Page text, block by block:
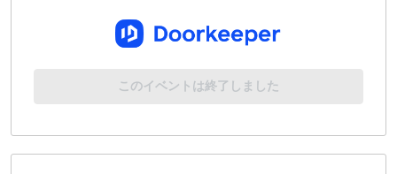
このイベントは終了しました